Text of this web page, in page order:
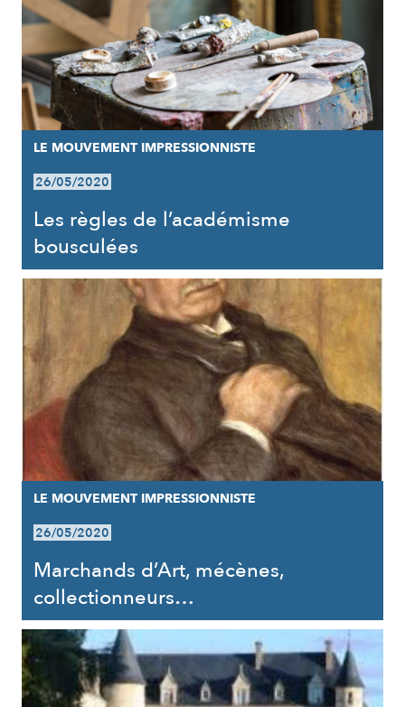
LE MOUVEMENT IMPRESSIONNISTE
26/05/2020
Les règles de l’académisme
bousculées
LE MOUVEMENT IMPRESSIONNISTE
26/05/2020
Marchands d’Art, mécènes,
collectionneurs…